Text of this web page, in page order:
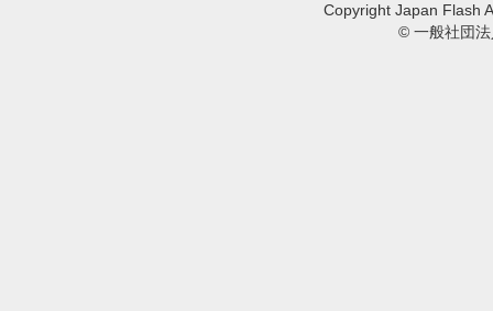
Copyright Japan Flash
© 一般社団